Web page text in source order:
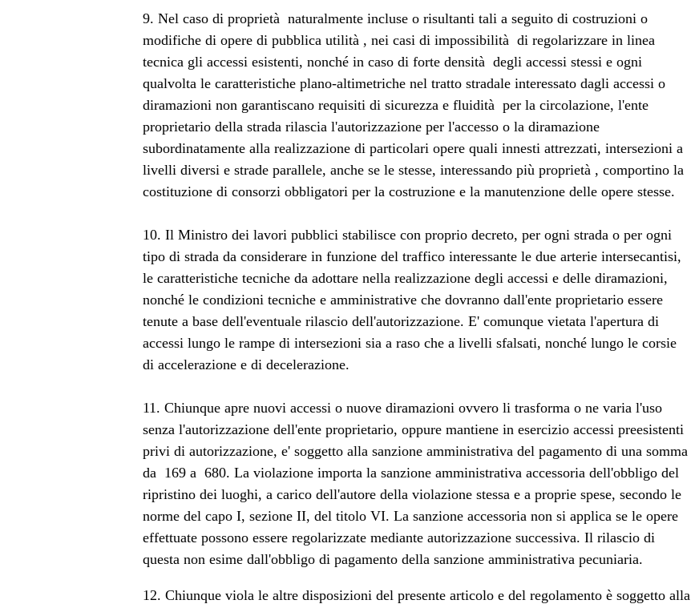
9. Nel caso di proprietà naturalmente incluse o risultanti tali a seguito di costruzioni o
modifiche di opere di pubblica utilità , nei casi di impossibilità di regolarizzare in linea
tecnica gli accessi esistenti, nonché in caso di forte densità degli accessi stessi e ogni
qualvolta le caratteristiche plano-altimetriche nel tratto stradale interessato dagli accessi o
diramazioni non garantiscano requisiti di sicurezza e fluidità per la circolazione, l'ente
proprietario della strada rilascia l'autorizzazione per l'accesso o la diramazione
subordinatamente alla realizzazione di particolari opere quali innesti attrezzati, intersezioni a
livelli diversi e strade parallele, anche se le stesse, interessando più proprietà , comportino la
costituzione di consorzi obbligatori per la costruzione e la manutenzione delle opere stesse.
10. Il Ministro dei lavori pubblici stabilisce con proprio decreto, per ogni strada o per ogni
tipo di strada da considerare in funzione del traffico interessante le due arterie intersecantisi,
le caratteristiche tecniche da adottare nella realizzazione degli accessi e delle diramazioni,
nonché le condizioni tecniche e amministrative che dovranno dall'ente proprietario essere
tenute a base dell'eventuale rilascio dell'autorizzazione. E' comunque vietata l'apertura di
accessi lungo le rampe di intersezioni sia a raso che a livelli sfalsati, nonché lungo le corsie
di accelerazione e di decelerazione.
11. Chiunque apre nuovi accessi o nuove diramazioni ovvero li trasforma o ne varia l'uso
senza l'autorizzazione dell'ente proprietario, oppure mantiene in esercizio accessi preesistenti
privi di autorizzazione, e' soggetto alla sanzione amministrativa del pagamento di una somma
da  169 a  680. La violazione importa la sanzione amministrativa accessoria dell'obbligo del
ripristino dei luoghi, a carico dell'autore della violazione stessa e a proprie spese, secondo le
norme del capo I, sezione II, del titolo VI. La sanzione accessoria non si applica se le opere
effettuate possono essere regolarizzate mediante autorizzazione successiva. Il rilascio di
questa non esime dall'obbligo di pagamento della sanzione amministrativa pecuniaria.
12. Chiunque viola le altre disposizioni del presente articolo e del regolamento è soggetto alla